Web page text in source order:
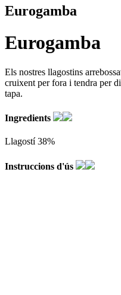
Eurogamba
Eurogamba
Els nostres llagostins
cruixent per fora i tendra per
tapa.
Ingredients
Llagostí 38%
Instruccions d'ús